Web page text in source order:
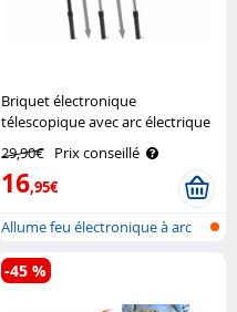
Briquet électronique
télescopique avec arc électrique
29,90€ Prix conseillé
16,95€
Allume feu électronique à arc
élect..
-45 %